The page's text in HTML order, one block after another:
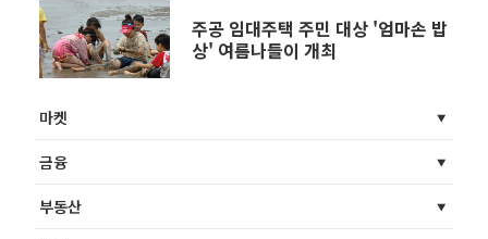
주공 임대주택 주민 대상 '엄마손 밥
상' 여름나들이 개최
마켓
금융
부동산